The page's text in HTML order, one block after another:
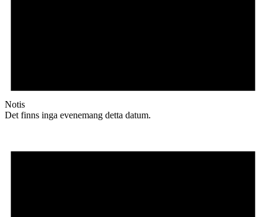
Notis
Det finns inga evenemang detta datum.